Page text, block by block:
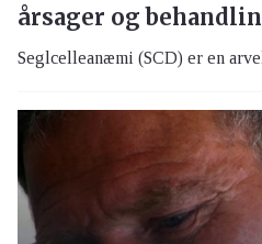
årsager og
Seglcelleanæmi (SCD) er en